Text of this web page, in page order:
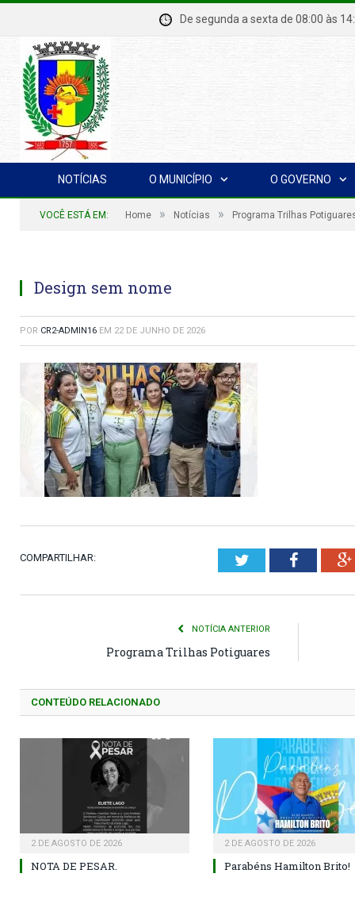
De segunda a sexta de 08:00
NOTÍCIAS O MUNICÍPIO O GOVERNO
VOCÊ ESTÁ EM: Home » Notícias » Programa Trilhas
Design sem nome
POR CR2-ADMIN16 EM 22 DE JUNHO DE 2026
COMPARTILHAR: Twitter
NOTÍCIA ANTERIOR
Programa Trilhas Potiguares
CONTEÚDO RELACIONADO
2 DE AGOSTO DE 2026
NOTA DE PESAR.
2 DE AGOSTO DE 2026
Parabéns Hamilton Brito!